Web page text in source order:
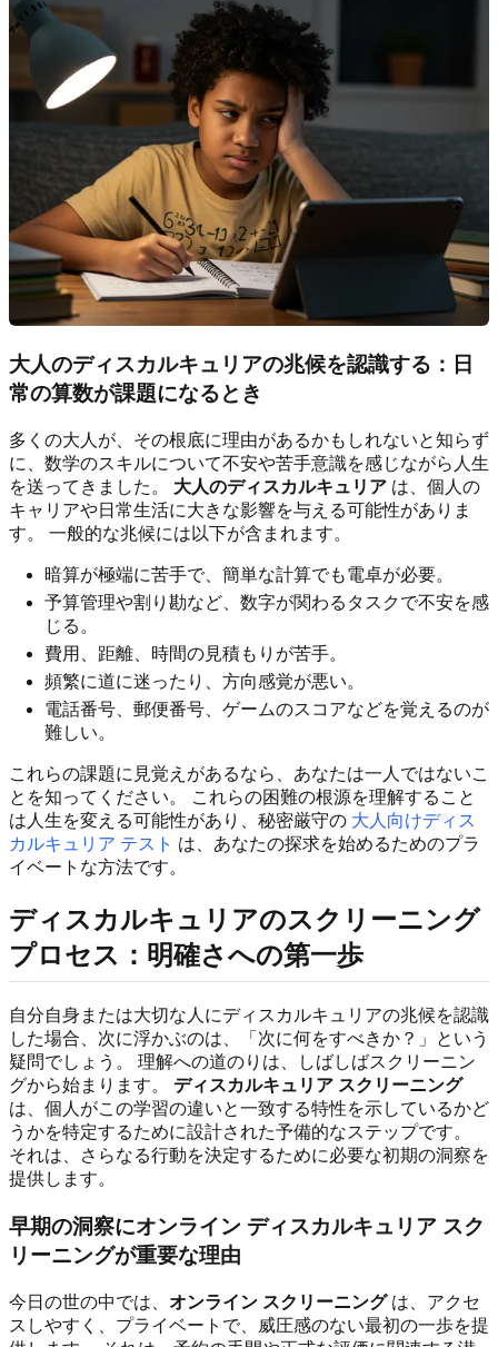
大人のディスカルキュリアの兆候を認識する：日
常の算数が課題になるとき
多くの大人が、その根底に理由があるかもしれないと知らず
に、数学のスキルについて不安や苦手意識を感じながら人生
を送ってきました。 大人のディスカルキュリア は、個人の
キャリアや日常生活に大きな影響を与える可能性がありま
す。 一般的な兆候には以下が含まれます。
暗算が極端に苦手で、簡単な計算でも電卓が必要。
予算管理や割り勘など、数字が関わるタスクで不安を感
じる。
費用、距離、時間の見積もりが苦手。
頻繁に道に迷ったり、方向感覚が悪い。
電話番号、郵便番号、ゲームのスコアなどを覚えるのが
難しい。
これらの課題に見覚えがあるなら、あなたは一人ではないこ
とを知ってください。 これらの困難の根源を理解すること
は人生を変える可能性があり、秘密厳守の 大人向けディス
カルキュリア テスト は、あなたの探求を始めるためのプラ
イベートな方法です。
ディスカルキュリアのスクリーニング
プロセス：明確さへの第一歩
自分自身または大切な人にディスカルキュリアの兆候を認識
した場合、次に浮かぶのは、「次に何をすべきか？」という
疑問でしょう。 理解への道のりは、しばしばスクリーニン
グから始まります。 ディスカルキュリア スクリーニング
は、個人がこの学習の違いと一致する特性を示しているかど
うかを特定するために設計された予備的なステップです。
それは、さらなる行動を決定するために必要な初期の洞察を
提供します。
早期の洞察にオンライン ディスカルキュリア スク
リーニングが重要な理由
今日の世の中では、 オンライン スクリーニングは、アクセ
スしやすく、プライベートで、威圧感のない最初の一歩を提